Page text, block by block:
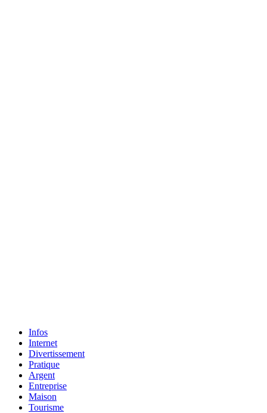
Formulaire
recherche
Infos
Internet
Divertissement
Pratique
Argent
Entreprise
Maison
Tourisme